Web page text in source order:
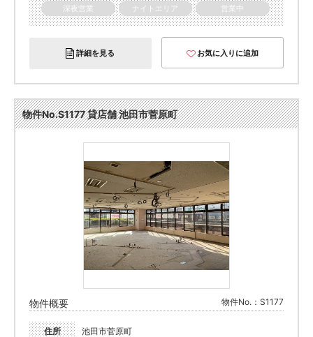
深夜営業
ナイトエリア 営業中
詳細を見る お気に入りに追加
物件No.S1177 貸店舗 池田市菅原町
物件概要 物件No.：S1177
住所 池田市菅原町